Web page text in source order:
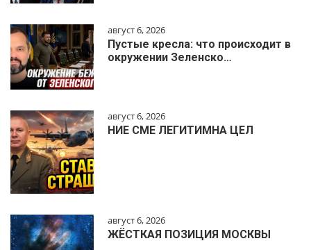
август 6, 2026
Пустые кресла: что происходит в
окружении Зеленско…
август 6, 2026
НИЕ СМЕ ЛЕГИТИМНА ЦЕЛ
август 6, 2026
ЖЁСТКАЯ ПОЗИЦИЯ МОСКВЫ